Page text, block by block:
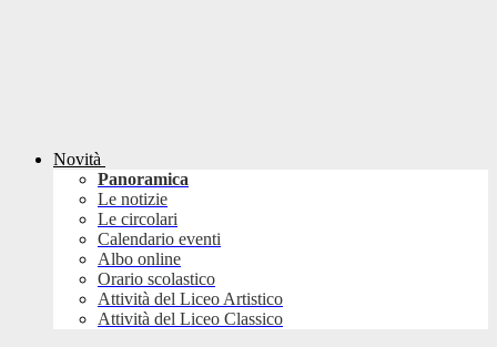
Novità
Panoramica
Le notizie
Le circolari
Calendario eventi
Albo online
Orario scolastico
Attività del Liceo Artistico
Attività del Liceo Classico